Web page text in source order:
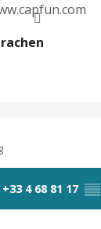
+33 4 68 81 17 ▒▒